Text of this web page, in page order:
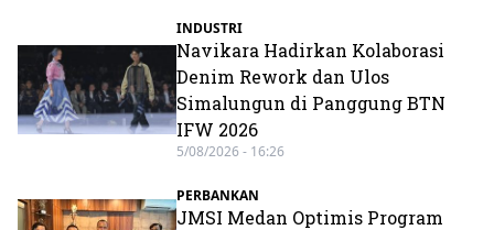
INDUSTRI
Navikara Hadirkan Kolaborasi
Denim Rework dan Ulos
Simalungun di Panggung BTN
IFW 2026
5/08/2026 - 16:26
PERBANKAN
JMSI Medan Optimis Program